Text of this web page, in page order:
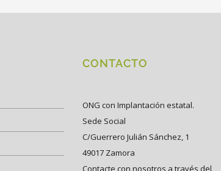
CONTACTO
ONG con Implantación estatal.
Sede Social
C/Guerrero Julián Sánchez, 1
49017 Zamora
Contacte con nosotros a través del